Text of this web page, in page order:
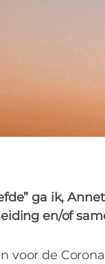
ga ik,
en/of
de